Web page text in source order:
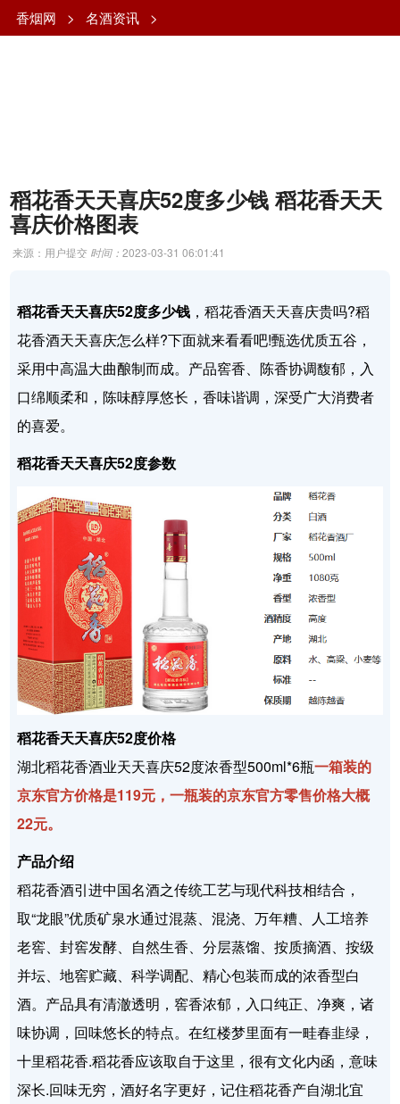
香烟网 > 名酒资讯 >
稻花香天天喜庆52度多少钱 稻花香天天
喜庆价格图表
来源：用户提交 时间：2023-03-31 06:01:41
稻花香天天喜庆52度多少钱 ，稻花香酒天天喜庆贵吗?稻
花香酒天天喜庆怎么样?下面就来看看吧!甄选优质五谷，
采用中高温大曲酿制而成。产品窖香、陈香协调馥郁，入
口绵顺柔和，陈味醇厚悠长，香味谐调，深受广大消费者
的喜爱。
稻花香天天喜庆52度参数
稻花香天天喜庆52度价格
湖北稻花香酒业天天喜庆52度浓香型500ml*6瓶一箱装的
京东官方价格是119元，一瓶装的京东官方零售价格大概
22元。
产品介绍
稻花香酒引进中国名酒之传统工艺与现代科技相结合，
取“龙眼”优质矿泉水通过混蒸、混浇、万年糟、人工培养
老窖、封窖发酵、自然生香、分层蒸馏、按质摘酒、按级
并坛、地窖贮藏、科学调配、精心包装而成的浓香型白
酒。产品具有清澈透明，窖香浓郁，入口纯正、净爽，诸
味协调，回味悠长的特点。在红楼梦里面有一畦春韭绿，
十里稻花香.稻花香应该取自于这里，很有文化内函，意味
深长.回味无穷，酒好名字更好，记住稻花香产自湖北宜